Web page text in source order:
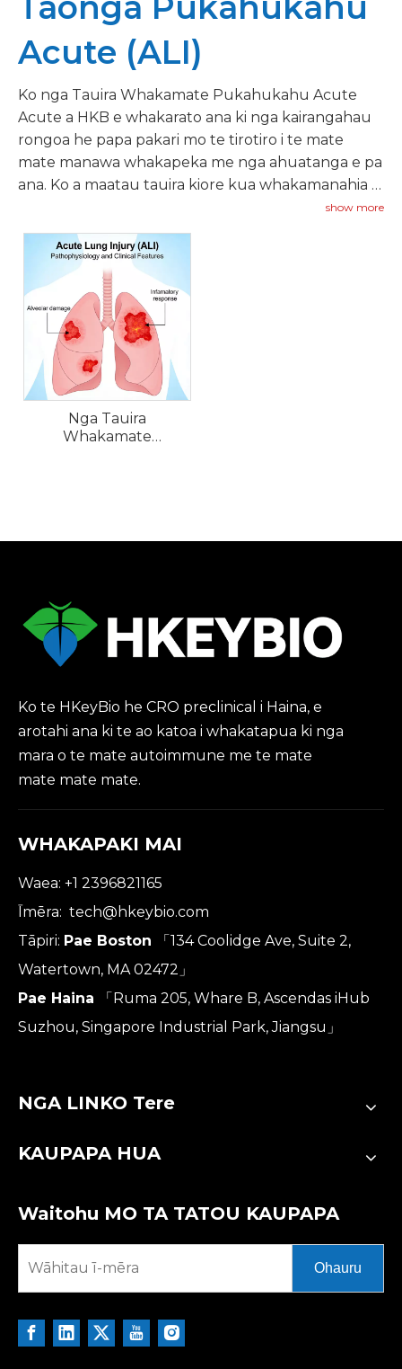
Acute (ALI)
Ko nga Tauira Whakamate Pukahukahu Acute
Acute a HKB e whakarato ana ki nga kairangahau
rongoa he papa pakari mo te tirotiro i te mate
mate manawa whakapeka me nga ahuatanga e pa
ana. Ko a maatau tauira kiore kua whakamanahia e
whakamahi ana i te whakaurunga LPS, i te whara o
te pukahukahu i whakaawehia e te hau, i te
werohanga cecal ligation ranei hei whakahoki i nga
ahuatanga matua o ALI.
show more
Nga Tauira
Whakamate
Ko te HKeyBio he CRO preclinical i Haina, e
arotahi ana ki te ao katoa i whakatapua ki nga
mara o te mate autoimmune me te mate
mate mate mate.
WHAKAPAKI MAI
Waea: +1 2396821165
Īmēra: tech@hkeybio.com
Tāpiri: Pae Boston
「134 Coolidge Ave, Suite 2,
Watertown, MA 02472」
Pae Haina
「Ruma 205, Whare B, Ascendas iHub
Suzhou, Singapore Industrial Park, Jiangsu」
NGA LINKO Tere
KAUPAPA HUA
Waitohu MO TA TATOU KAUPAPA
Ohauru